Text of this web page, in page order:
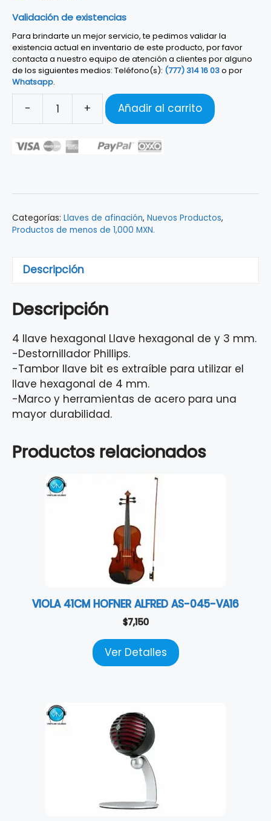
Validación de existencias
Para brindarte un mejor servicio, te pedimos validar la
existencia actual en inventario de este producto, por favor
contacta a nuestro equipo de atención a clientes por alguno
de los siguientes medios: Teléfono(s): (777) 314 16 03o por
Whatsapp.
-
Llave
Afinación
Multi-
Zildjian
KEY2
+ Añadir al carrito
Categorías: Llaves de afinación, Nuevos Productos,
Productos de menos de 1,000 MXN.
Descripción
Descripción
4 llave hexagonal Llave hexagonal de y 3 mm.
-Destornillador Phillips.
-Tambor llave bit es extraíble para utilizar el
llave hexagonal de 4 mm.
-Marco y herramientas de acero para una
mayor durabilidad.
Productos relacionados
VIOLA 41CM HOFNER ALFRED AS-045-VA16
$7,150
Ver Detalles